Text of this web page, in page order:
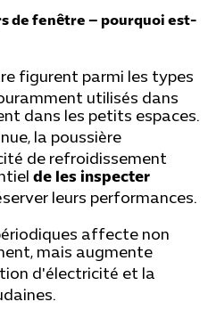
de fenêtre – pourquoi est-
figurent parmi les types
utilisés dans
dans les petits espaces.
la poussière
de refroidissement
de les inspecter
leurs performances.
affecte non
mais augmente
d'électricité et la